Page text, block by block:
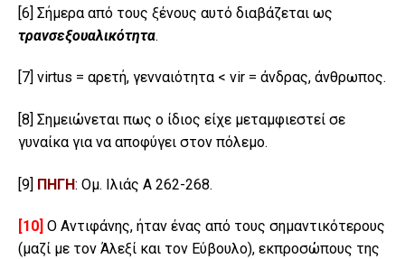
[6] Σήμερα από τους ξένους αυτό διαβάζεται ως
τρανσεξουαλικότητα.
[7] virtus = αρετή, γενναιότητα < vir = άνδρας, άνθρωπος.
[8] Σημειώνεται πως ο ίδιος είχε μεταμφιεστεί σε
γυναίκα για να αποφύγει στον πόλεμο.
[9] ΠΗΓΗ: Ομ. Ιλιάς Α 262-268.
[10] Ο Αντιφάνης, ήταν ένας από τους σημαντικότερους
(μαζί με τον Άλεξί και τον Εύβουλο), εκπροσώπους της